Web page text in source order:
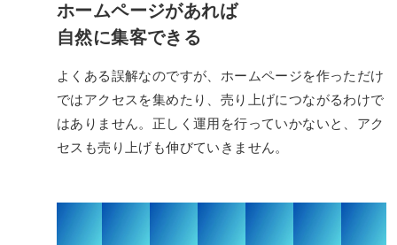
ホームページがあれば
自然に集客できる
よくある誤解なのですが、ホームページを作っただけ
ではアクセスを集めたり、売り上げにつながるわけで
はありません。正しく運用を行っていかないと、アク
セスも売り上げも伸びていきません。